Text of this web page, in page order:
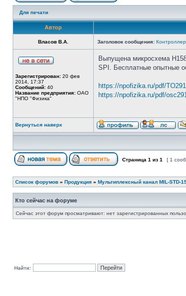
Для печати
Автор
Власов В.А. Заголовок сообщения:
Зарегистрирован: 20 фев
2014, 17:37
Сообщений: 40
Название предприятия: ОАО
"НПО "Физика"
Выпущена микросхема
SPI. Бесплатные опытные
https://npofizika.ru/pdf/
https://npofizika.ru/pdf/
Вернуться наверх
Страница 1 из 1 [ 1
Список форумов » Продукция » Мультиплексный канал MIL-STD-
Кто сейчас на форуме
Сейчас этот форум просматривают: нет зарегистрированных
Найти: